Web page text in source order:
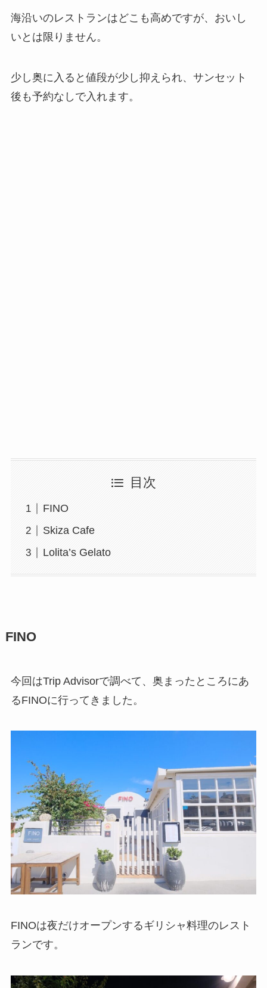
海沿いのレストランはどこも高めですが、おいし
いとは限りません。
少し奥に入ると値段が少し抑えられ、サンセット
後も予約なしで入れます。
目次
FINO
Skiza Cafe
Lolita’s Gelato
FINO
今回はTrip Advisorで調べて、奥まったところにあ
るFINOに行ってきました。
FINOは夜だけオープンするギリシャ料理のレスト
ランです。